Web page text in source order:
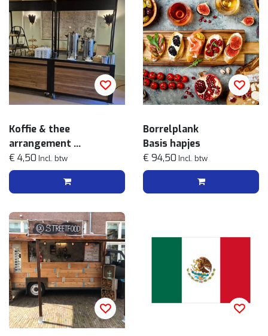
Koffie & thee
arrangement
Easy
€ 4,50 Incl. btw
Borrelplank
Basis hapjes
€ 94,50 Incl. btw